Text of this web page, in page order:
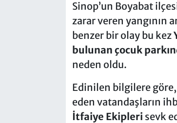
Sinop’un Boyabat
zarar veren yangının
benzer bir olay bu kez
bulunan çocuk
neden oldu.
Edinilen bilgilere göre,
eden vatandaşların
İtfaiye Ekipleri sevk